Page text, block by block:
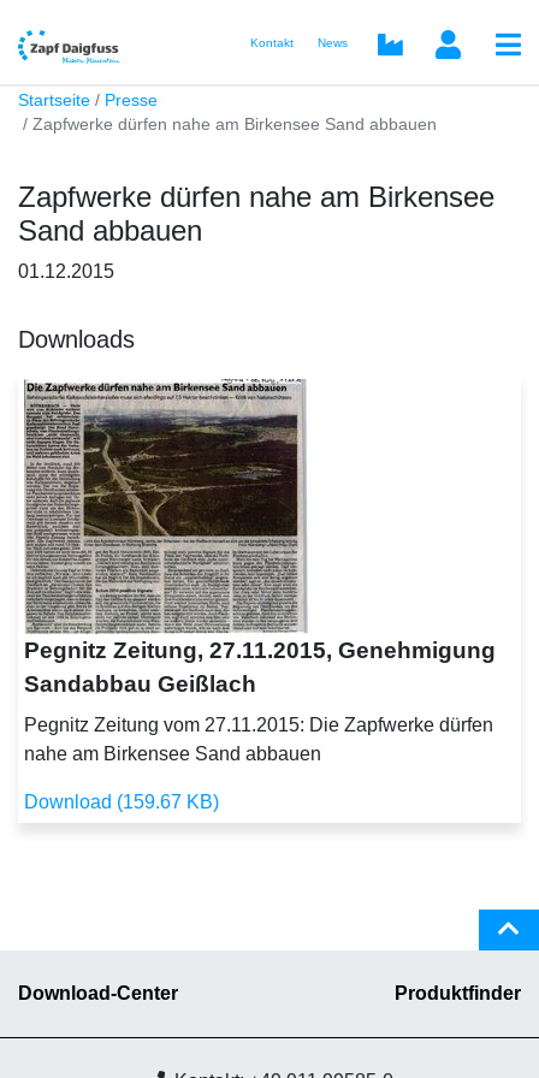
Kontakt News
Startseite
Presse
Zapfwerke dürfen nahe am Birkensee Sand abbauen
Zapfwerke dürfen nahe am Birkensee
Sand abbauen
01.12.2015
Downloads
Pegnitz Zeitung, 27.11.2015, Genehmigung
Sandabbau Geißlach
Pegnitz Zeitung vom 27.11.2015: Die Zapfwerke dürfen
nahe am Birkensee Sand abbauen
Download (159.67 KB)
Download-Center Produktfinder